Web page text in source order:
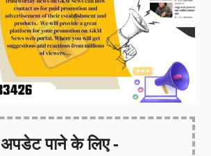
पाने के लिए -